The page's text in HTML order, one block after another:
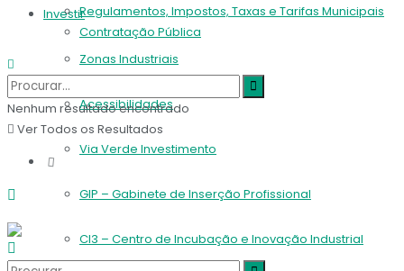
Investir
Zonas Industriais
Acessibilidades
Via Verde Investimento
GIP – Gabinete de Inserção Profissional
CI3 – Centro de Incubação e Inovação Industrial
Regulamentos, Impostos, Taxas e Tarifas Municipais
Contratação Pública
Nenhum resultado encontrado
Ver Todos os Resultados